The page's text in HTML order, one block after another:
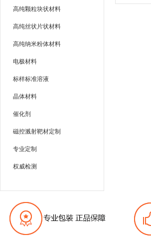
高纯颗粒块状材料
高纯丝状片状材料
高纯纳米粉体材料
电极材料
标样标准溶液
晶体材料
催化剂
磁控溅射靶材定制
专业定制
权威检测